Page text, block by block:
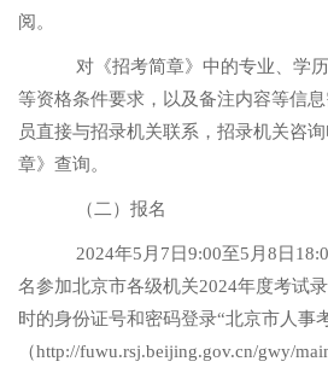
阅。
对《招考简章》中的专业、学
等资格条件要求，以及备注内容等信
员直接与招录机关联系，招录机关咨
章》查询。
（二）报名
2024年5月7日9:00至5月8日
名参加北京市各级机关2024年度考试
时的身份证号和密码登录“北京市人事
（http://fuwu.rsj.beijing.gov.cn/gwy/